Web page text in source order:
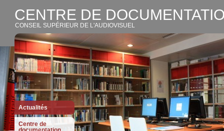
CENTRE DE
CONSEIL SUPÉRIEUR DE L'AUDIOVISUEL
Actualités
Centre de